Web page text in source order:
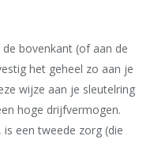
bovenkant (of aan de
het geheel zo aan je
wijze aan je sleutelring
hoge drijfvermogen.
een tweede zorg (die